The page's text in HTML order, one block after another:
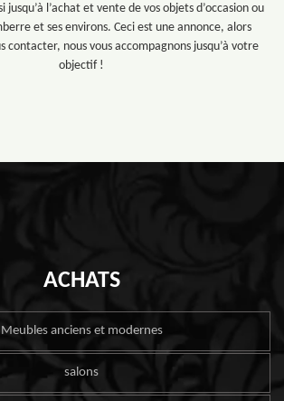
jusqu’à l’achat et vente de vos objets d’occasion ou
et ses environs. Ceci est une annonce, alors
contacter, nous vous accompagnons jusqu’à votre
objectif !
ACHATS
Meubles anciens et modernes
salons